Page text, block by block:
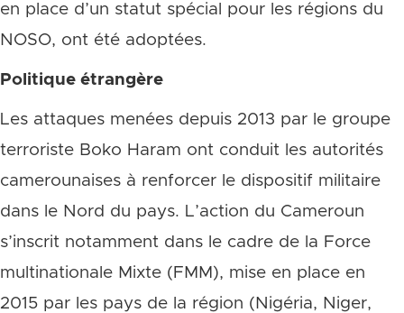
en place d’un statut spécial pour les régions du
NOSO, ont été adoptées.
Politique étrangère
Les attaques menées depuis 2013 par le groupe
terroriste Boko Haram ont conduit les autorités
camerounaises à renforcer le dispositif militaire
dans le Nord du pays. L’action du Cameroun
s’inscrit notamment dans le cadre de la Force
multinationale Mixte (FMM), mise en place en
2015 par les pays de la région (Nigéria, Niger,